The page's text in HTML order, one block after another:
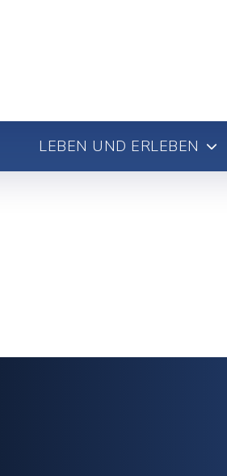
LEBEN UND ERLEBEN